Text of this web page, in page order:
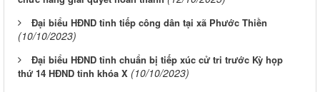
Đại biểu HĐND tỉnh tiếp công dân tại xã Phước Thiền
(10/10/2023)
Đại biểu HĐND tỉnh chuẩn bị tiếp xúc cử tri trước Kỳ họp
thứ 14 HĐND tỉnh khóa X (10/10/2023)